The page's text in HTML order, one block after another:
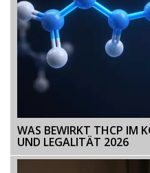
WAS BEWIRKT THCP IM
UND LEGALITÄT 2026